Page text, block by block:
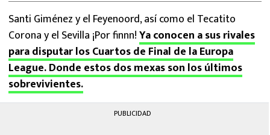
Santi Giménez y el Feyenoord, así como el Tecatito
Corona y el Sevilla ¡Por finnn!Ya conocen a sus rivales
para disputar los Cuartos de Final de la Europa
League. Donde estos dos mexas son los últimos
sobrevivientes.
PUBLICIDAD